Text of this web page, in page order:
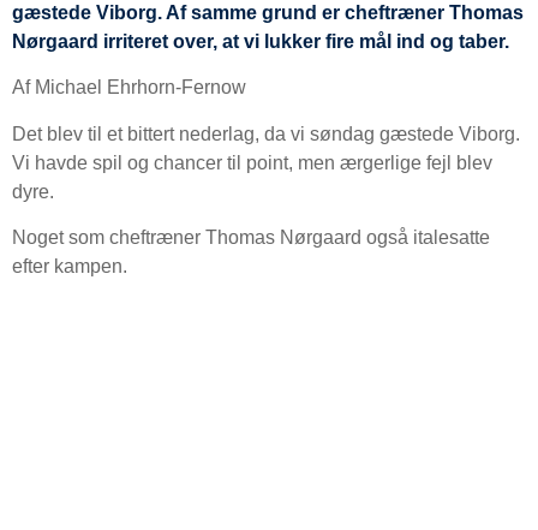
gæstede Viborg. Af samme grund er cheftræner Thomas
Nørgaard irriteret over, at vi lukker fire mål ind og taber.
Af Michael Ehrhorn-Fernow
Det blev til et bittert nederlag, da vi søndag gæstede Viborg.
Vi havde spil og chancer til point, men ærgerlige fejl blev
dyre.
Noget som cheftræner Thomas Nørgaard også italesatte
efter kampen.